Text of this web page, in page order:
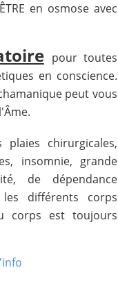
en osmose avec
pour toutes
en conscience.
peut vous
chirurgicales,
insomnie, grande
de dépendance
différents corps
corps est toujours